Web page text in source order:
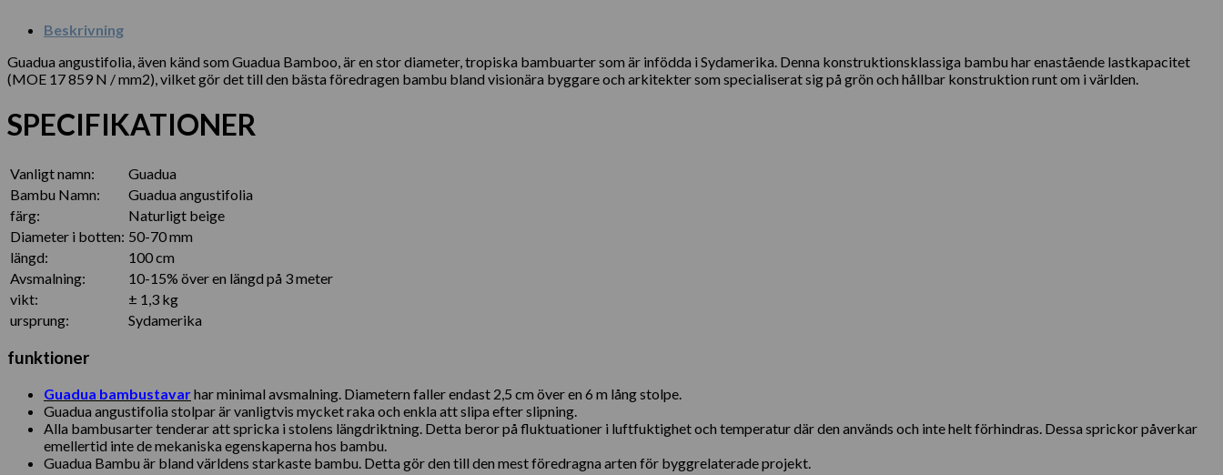
Beskrivning
Guadua angustifolia, även känd som Guadua Bamboo, är en stor diameter, tropiska bambuarter som är infödda i Sydamerika. Denna konstruktionsklassiga bambu har enastående lastkapacitet
(MOE 17 859 N / mm2), vilket gör det till den bästa föredragen bambu bland visionära byggare och arkitekter som specialiserat sig på grön och hållbar konstruktion runt om i världen.
SPECIFIKATIONER
Vanligt namn:
Guadua
Bambu Namn:
Guadua angustifolia
färg:
Naturligt beige
Diameter i botten: 50-70 mm
längd:
100 cm
Avsmalning:
10-15% över en längd på 3 meter
vikt:
± 1,3 kg
ursprung:
Sydamerika
funktioner
Guadua bambustavarhar minimal avsmalning. Diametern faller endast 2,5 cm över en 6 m lång stolpe.
Guadua angustifolia stolpar är vanligtvis mycket raka och enkla att slipa efter slipning.
Alla bambusarter tenderar att spricka i stolens längdriktning. Detta beror på fluktuationer i luftfuktighet och temperatur där den används och inte helt förhindras. Dessa sprickor påverkar
emellertid inte de mekaniska egenskaperna hos bambu.
Guadua Bambu är bland världens starkaste bambu. Detta gör den till den mest föredragna arten för byggrelaterade projekt.